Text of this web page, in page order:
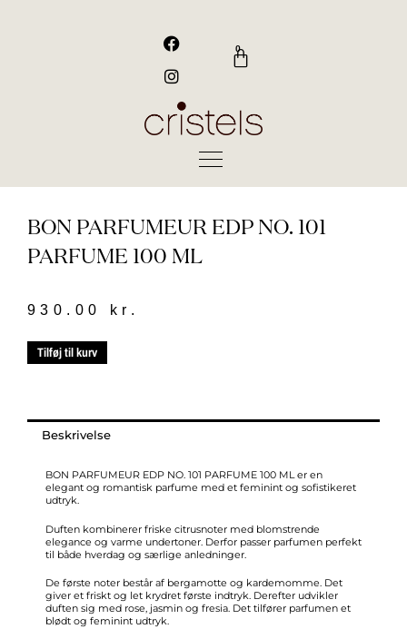
F
a
c
e
b
o
I
n
s
t
a
g
0
Kurv
BON PARFUMEUR EDP NO. 101
PARFUME 100 ML
930.00 kr.
BON
101
100
Tilføj til kurv
Beskrivelse
BON PARFUMEUR EDP NO. 101 PARFUME 100 ML er en
elegant og romantisk parfume med et feminint og sofistikeret
udtryk.
Duften kombinerer friske citrusnoter med blomstrende
elegance og varme undertoner. Derfor passer parfumen perfekt
til både hverdag og særlige anledninger.
De første noter består af bergamotte og kardemomme. Det
giver et friskt og let krydret første indtryk. Derefter udvikler
duften sig med rose, jasmin og fresia. Det tilfører parfumen et
blødt og feminint udtryk.